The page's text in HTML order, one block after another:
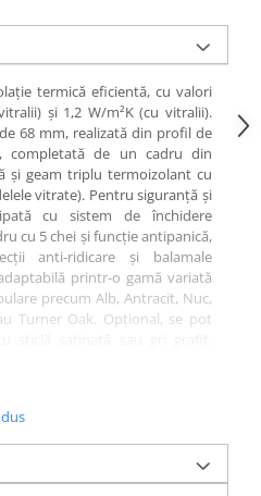
termică eficientă, cu valori
și 1,2 W/m²K (cu vitralii).
68 mm, realizată din profil de
completată de un cadru din
și geam triplu termoizolant cu
vitrate). Pentru siguranță și
cu sistem de închidere
cu 5 chei și funcție antipanică,
anti-ridicare și balamale
printr-o gamă variată
precum Alb, Antracit, Nuc,
Turner Oak. Opțional, se pot
Confortul zilnic este
cu barieră termică și
de fabricație, acest model
și garanția calității.